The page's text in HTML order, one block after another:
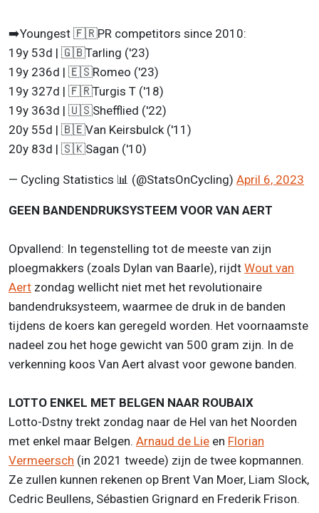
➡️Youngest 🇫🇷PR competitors since 2010:
19y 53d | 🇬🇧Tarling ('23)
19y 236d | 🇪🇸Romeo ('23)
19y 327d | 🇫🇷Turgis T ('18)
19y 363d | 🇺🇸Shefflied ('22)
20y 55d | 🇧🇪Van Keirsbulck ('11)
20y 83d | 🇸🇰Sagan ('10)
— Cycling Statistics 📊 (@StatsOnCycling) April 6, 2023
GEEN BANDENDRUKSYSTEEM VOOR VAN AERT
Opvallend: In tegenstelling tot de meeste van zijn
ploegmakkers (zoals Dylan van Baarle), rijdt Wout van
Aert zondag wellicht niet met het revolutionaire
bandendruksysteem, waarmee de druk in de banden
tijdens de koers kan geregeld worden. Het voornaamste
nadeel zou het hoge gewicht van 500 gram zijn. In de
verkenning koos Van Aert alvast voor gewone banden.
LOTTO ENKEL MET BELGEN NAAR ROUBAIX
Lotto-Dstny trekt zondag naar de Hel van het Noorden
met enkel maar Belgen. Arnaud de Lie en Florian
Vermeersch (in 2021 tweede) zijn de twee kopmannen.
Ze zullen kunnen rekenen op Brent Van Moer, Liam Slock,
Cedric Beullens, Sébastien Grignard en Frederik Frison.